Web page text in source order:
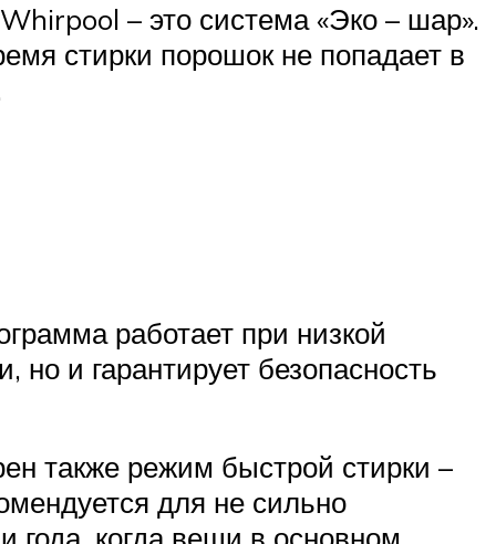
– это система «Эко – шар».
стирки порошок не попадает в
работает при низкой
но и гарантирует безопасность
также режим быстрой стирки –
для не сильно